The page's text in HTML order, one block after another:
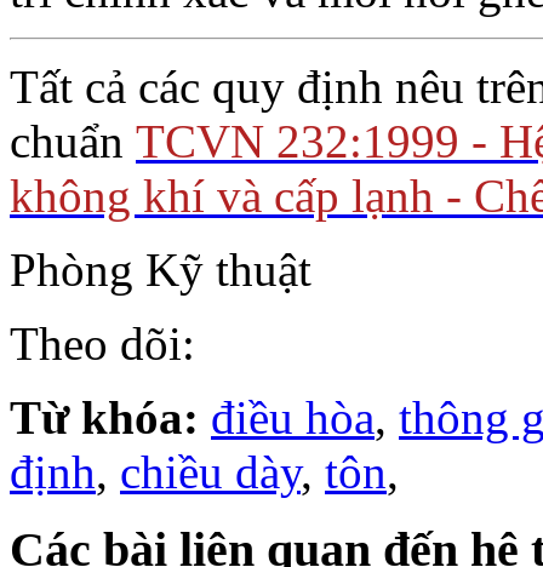
Tất cả các quy định nêu
chuẩn TCVN 232:1999 -
không khí và cấp lạnh -
Phòng Kỹ thuật
Theo dõi:
Từ khóa: điều hòa, thông
định, chiều dày, tôn,
Các bài liên quan đến